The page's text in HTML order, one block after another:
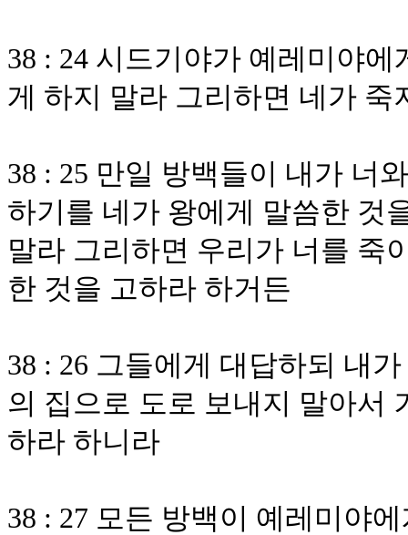
38 : 24 시드기야가 예레미야
게 하지 말라 그리하면 네가 죽
38 : 25 만일 방백들이 내가 너
하기를 네가 왕에게 말씀한 것
말라 그리하면 우리가 너를 죽
한 것을 고하라 하거든
38 : 26 그들에게 대답하되 내
의 집으로 도로 보내지 말아서
하라 하니라
38 : 27 모든 방백이 예레미야